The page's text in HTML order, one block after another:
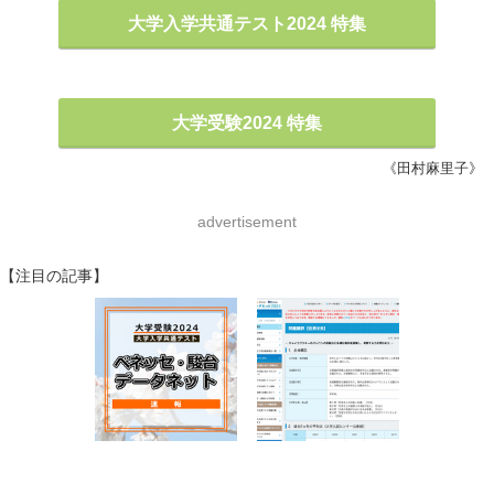
大学入学共通テスト2024 特集
大学受験2024 特集
《田村麻里子》
advertisement
【注目の記事】